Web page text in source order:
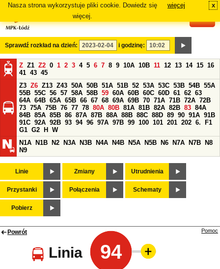
Nasza strona wykorzystuje pliki cookie. Dowiedz się
więcej.
więcej x
Sprawdź rozkład na dzień: i godzinę:
Z Z1 Z2 0 1 2 3 4 5 6 7 8 9 10A 10B 11 12 13 14 15 16
41 43 45
Z3 Z6 Z13 Z43 50A 50B 51A 51B 52 53A 53C 53B 54B 55A
55B 55C 56 57 58A 58B 59 60A 60B 60C 60D 61 62 63
64A 64B 65A 65B 66 67 68 69A 69B 70 71A 71B 72A 72B
73 75A 75B 76 77 78 80A 80B 81A 81B 82A 82B 83 84A
84B 85A 85B 86 87A 87B 88A 88B 88C 88D 89 90 91A 91B
91C 92A 92B 93 94 96 97A 97B 99 100 101 201 202 6.
F1
G1 G2 H
W
N1A
N1B N2 N3A N3B N4A N4B N5A N5B N6 N7A N7B
N8
N9
Linie Zmiany Utrudnienia
Przystanki Połączenia Schematy
Pobierz
Powrót
Linia 94
Pomoc